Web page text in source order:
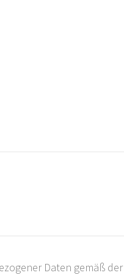
Daten gemäß der